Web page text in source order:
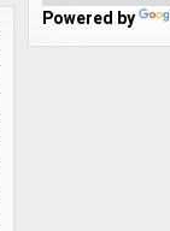
Powered by